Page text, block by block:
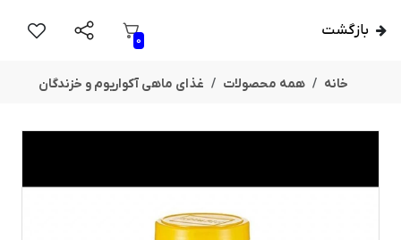
بازگشت
0
خانه همه محصولات غذای ماهی آکواریوم و خزندگان